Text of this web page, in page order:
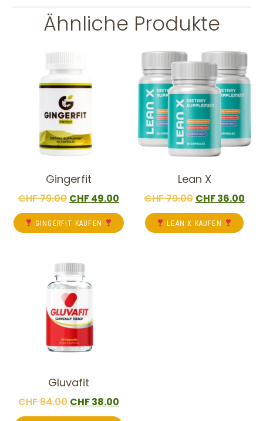
Ähnliche Produkte
Gingerfit
CHF79.00 CHF49.00
GINGERFIT KAUFEN
Lean X
CHF79.00 CHF36.00
LEAN X KAUFEN
Gluvafit
CHF84.00 CHF38.00